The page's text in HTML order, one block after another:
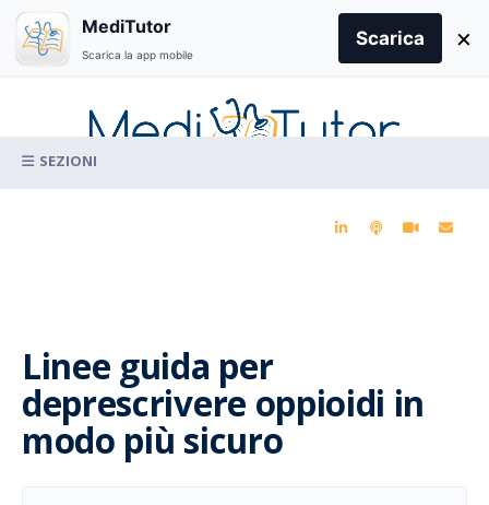
content
Linee guida per
deprescrivere oppioidi in
modo più sicuro
for:
MediTutor
Scarica la app mobile
Scarica ×